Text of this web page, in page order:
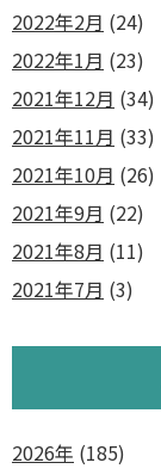
2022年2月 (24)
2022年1月 (23)
2021年12月 (34)
2021年11月 (33)
2021年10月 (26)
2021年9月 (22)
2021年8月 (11)
2021年7月 (3)
2026年 (185)